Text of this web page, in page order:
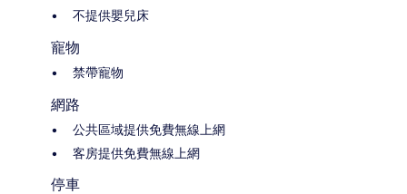
不提供嬰兒床
寵物
禁帶寵物
網路
公共區域提供免費無線上網
客房提供免費無線上網
停車